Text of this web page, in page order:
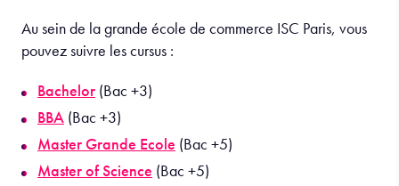
Au sein de la grande école de commerce ISC Paris, vous
pouvez suivre les cursus :
Bachelor (Bac +3)
BBA (Bac +3)
Master Grande Ecole (Bac +5)
Master of Science (Bac +5)